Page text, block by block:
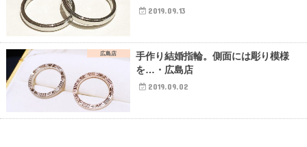
2019.09.13
広島店
手作り結婚指輪。側面には彫り模様
を…・広島店
2019.09.02